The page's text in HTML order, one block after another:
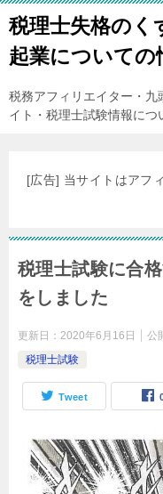
税理士失格の
起業についての
税務アフィリエイター・九
イト・税理士試験情報につ
[広告] 当サイトはアフ
税理士試験に合
をしました
更新日： 2020年6月16日 公
税理士試験
Tweet